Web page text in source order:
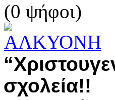
(0 ψήφοι)
σχολεία!!